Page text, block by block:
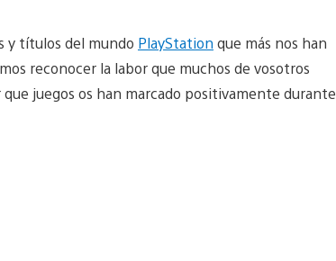
y títulos del mundo PlayStation que más nos han
reconocer la labor que muchos de vosotros
juegos os han marcado positivamente durante